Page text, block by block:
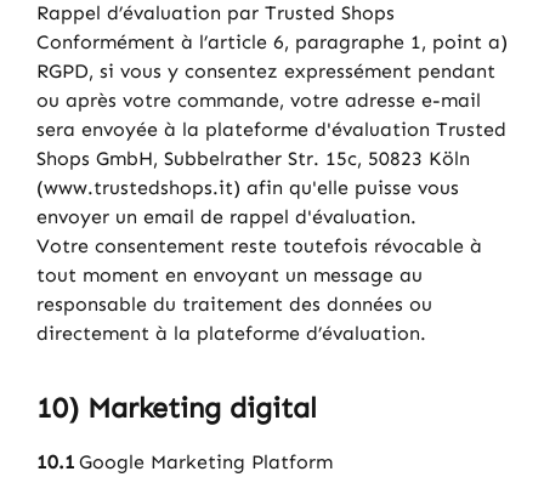
Rappel d’évaluation par Trusted Shops
Conformément à l’article 6, paragraphe 1, point a)
RGPD, si vous y consentez expressément pendant
ou après votre commande, votre adresse e-mail
sera envoyée à la plateforme d'évaluation Trusted
Shops GmbH, Subbelrather Str. 15c, 50823 Köln
(www.trustedshops.it) afin qu'elle puisse vous
envoyer un email de rappel d'évaluation.
Votre consentement reste toutefois révocable à
tout moment en envoyant un message au
responsable du traitement des données ou
directement à la plateforme d’évaluation.
10) Marketing digital
10.1 Google Marketing Platform